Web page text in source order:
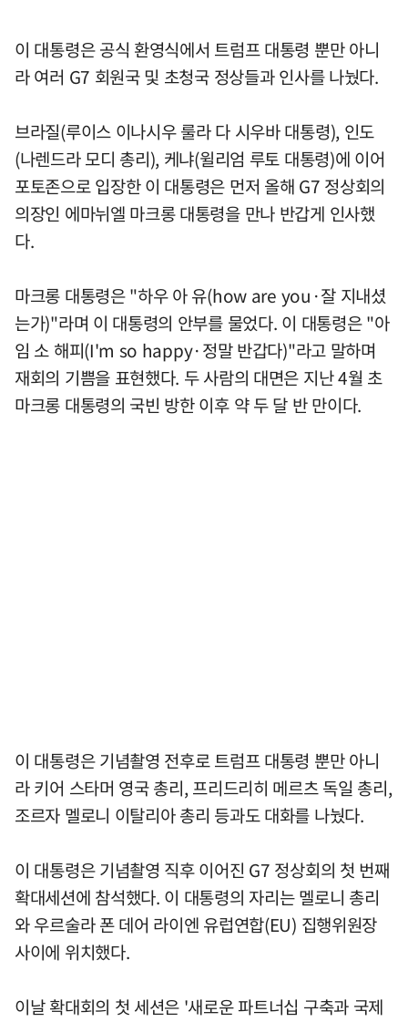
이 대통령은 공식 환영식에서 트럼프 대통령 뿐만 아니
라 여러 G7 회원국 및 초청국 정상들과 인사를 나눴다.
브라질(루이스 이나시우 룰라 다 시우바 대통령), 인도
(나렌드라 모디 총리), 케냐(윌리엄 루토 대통령)에 이어
포토존으로 입장한 이 대통령은 먼저 올해 G7 정상회의
의장인 에마뉘엘 마크롱 대통령을 만나 반갑게 인사했
다.
마크롱 대통령은 "하우 아 유(how are you·잘 지내셨
는가)"라며 이 대통령의 안부를 물었다. 이 대통령은 "아
임 소 해피(I'm so happy·정말 반갑다)"라고 말하며
재회의 기쁨을 표현했다. 두 사람의 대면은 지난 4월 초
마크롱 대통령의 국빈 방한 이후 약 두 달 반 만이다.
이 대통령은 기념촬영 전후로 트럼프 대통령 뿐만 아니
라 키어 스타머 영국 총리, 프리드리히 메르츠 독일 총리,
조르자 멜로니 이탈리아 총리 등과도 대화를 나눴다.
이 대통령은 기념촬영 직후 이어진 G7 정상회의 첫 번째
확대세션에 참석했다. 이 대통령의 자리는 멜로니 총리
와 우르술라 폰 데어 라이엔 유럽연합(EU) 집행위원장
사이에 위치했다.
이날 확대회의 첫 세션은 '새로운 파트너십 구축과 국제